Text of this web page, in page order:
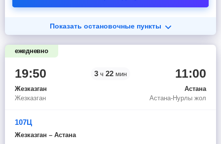
Показать остановочные пункты
19:50
Жезказган
Жезказган
3 ч 22 мин 11:00
Астана
Астана-Нурлы жол
107Ц
Жезказган – Астана
ежедневно